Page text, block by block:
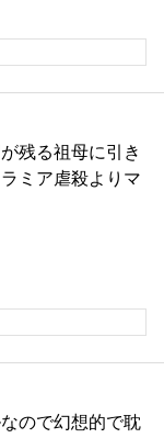
残る祖母に引き
ミア虐殺よりマ
ので幻想的で耽